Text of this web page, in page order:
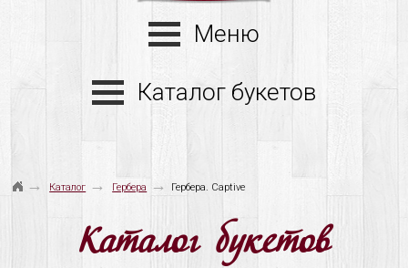
Меню
Каталог букетов
→ Каталог → Гербера → Гербера. Captive
Каталог букетов